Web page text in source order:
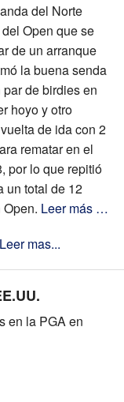
del Norte
Open que se
de un arranque
la buena senda
de birdies en
hoyo y otro
de ida con 2
rematar en el
por lo que repitió
un total de 12
Leer más …
Leer mas...
en la PGA en